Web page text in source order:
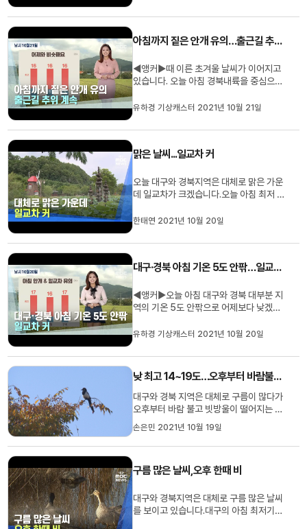
다.낮 최고 기온은 대구 16도를 비롯해 14
습니다.대구기상청은 당분...
아침까지 짙은 안개 유의…출근길 추위 계속
◀앵커▶때 이른 초겨울 날씨가 이어지고
있습니다. 오늘 아침 경북내륙을 중심으로
유하경 기상캐스터입니다.◀유하경 기상캐
해지고 있습니다.원래 ‘가을’이 이렇게 빨리
늘 출근길에는 안개에 유의하...
유하경 기상캐스터 2021년 10월 21일
맑은 날씨...일교차 커
오늘 대구와 경북지역은 대체로 맑은 가운
데 일교차가 크겠습니다.오늘 아침 최저 기
3.2, 포항 7.8, 구미 4.1, 영천 2.5도 등으
기온은 대구 17도를 비롯해 14도에서 17
랑경보가 발효돼 있어 항해...
한태연 2021년 10월 20일
대구·경북 아침 기온 5도 안팎…일교차 커요
◀앵커▶오늘 아침 대구와 경북 대부분 지
역의 기온 5도 안팎으로 어제보다 낮겠습
의 하셔야겠는데요. 자세한 날씨 유하경 기
오늘도 든든하게 입고 나오셔야겠습니다.
피부에 닿는 아침공기가 어제보다 쌀쌀한
데요.대구와 경북 대부분 지역에서 ...
유하경 기상캐스터 2021년 10월 20일
낮 최고 14~19도…오후부터 바람불고 빗방울
대구와 경북 지역은 대체로 구름이 많다가
오후부터 바람 불고 빗방울이 떨어지는 곳
이 있겠습니다.예상 강수량은 대구와 경북
내륙, 동해안에 5mm 안팎입니다.대구의
현재 기온은 15.2도, 경북은 안동 11.7, 포
포를 보이고 있습니다.낮 최고 기온은 대구
손은민 2021년 10월 19일
구름 많은 날씨,오후 한때 비
대구와 경북지역은 대체로 구름 많은 날씨
를 보이고 있습니다.대구의 아침 최저기온